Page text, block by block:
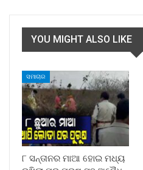
YOU MIGHT ALSO LIKE
ସମାଚାର
୮ ସନ୍ତାନର ମାଆ ହୋଇ ମଧ୍ୟ